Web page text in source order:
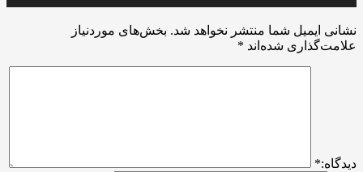
نشانی ایمیل شما منتشر نخواهد شد. بخش‌های موردنیاز
علامت‌گذاری شده‌اند *
ديدگاه:*